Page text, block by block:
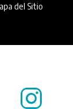
del Sitio